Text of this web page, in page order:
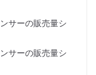
サーの販売量シ
サーの販売量シ